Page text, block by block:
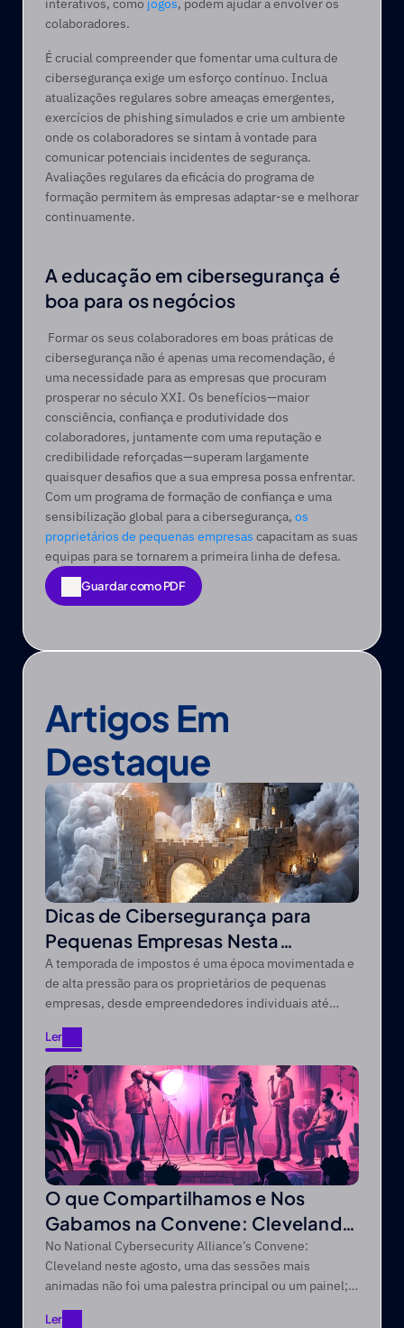
interativos, como jogos, podem ajudar a envolver os
colaboradores.
É crucial compreender que fomentar uma cultura de
cibersegurança exige um esforço contínuo. Inclua
atualizações regulares sobre ameaças emergentes,
exercícios de phishing simulados e crie um ambiente
onde os colaboradores se sintam à vontade para
comunicar potenciais incidentes de segurança.
Avaliações regulares da eficácia do programa de
formação permitem às empresas adaptar-se e melhorar
continuamente.
A educação em cibersegurança é
boa para os negócios
cibersegurança não é apenas uma recomendação, é
uma necessidade para as empresas que procuram
prosperar no século XXI. Os benefícios—maior
consciência, confiança e produtividade dos
colaboradores, juntamente com uma reputação e
credibilidade reforçadas—superam largamente
quaisquer desafios que a sua empresa possa enfrentar.
Com um programa de formação de confiança e uma
sensibilização global para a cibersegurança, os
proprietários de pequenas empresas capacitam as suas
equipas para se tornarem a primeira linha de defesa.
Guardar como PDF
Guardar como PDF
Artigos Em
Destaque
Dicas de Cibersegurança para
Pequenas Empresas Nesta
Temporada de Impostos
A temporada de impostos é uma época movimentada e
de alta pressão para os proprietários de pequenas
empresas, desde empreendedores individuais até
Ler
Ler
O que Compartilhamos e Nos
Gabamos na Convene: Cleveland
2025
No National Cybersecurity Alliance’s Convene:
Cleveland neste agosto, uma das sessões mais
animadas não foi uma palestra principal ou um painel;
Ler